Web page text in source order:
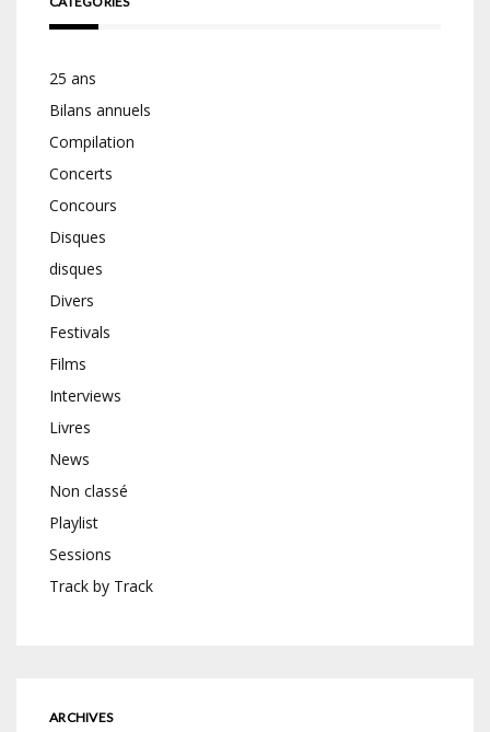
25 ans
Bilans annuels
Compilation
Concerts
Concours
Disques
disques
Divers
Festivals
Films
Interviews
Livres
News
Non classé
Playlist
Sessions
Track by Track
ARCHIVES